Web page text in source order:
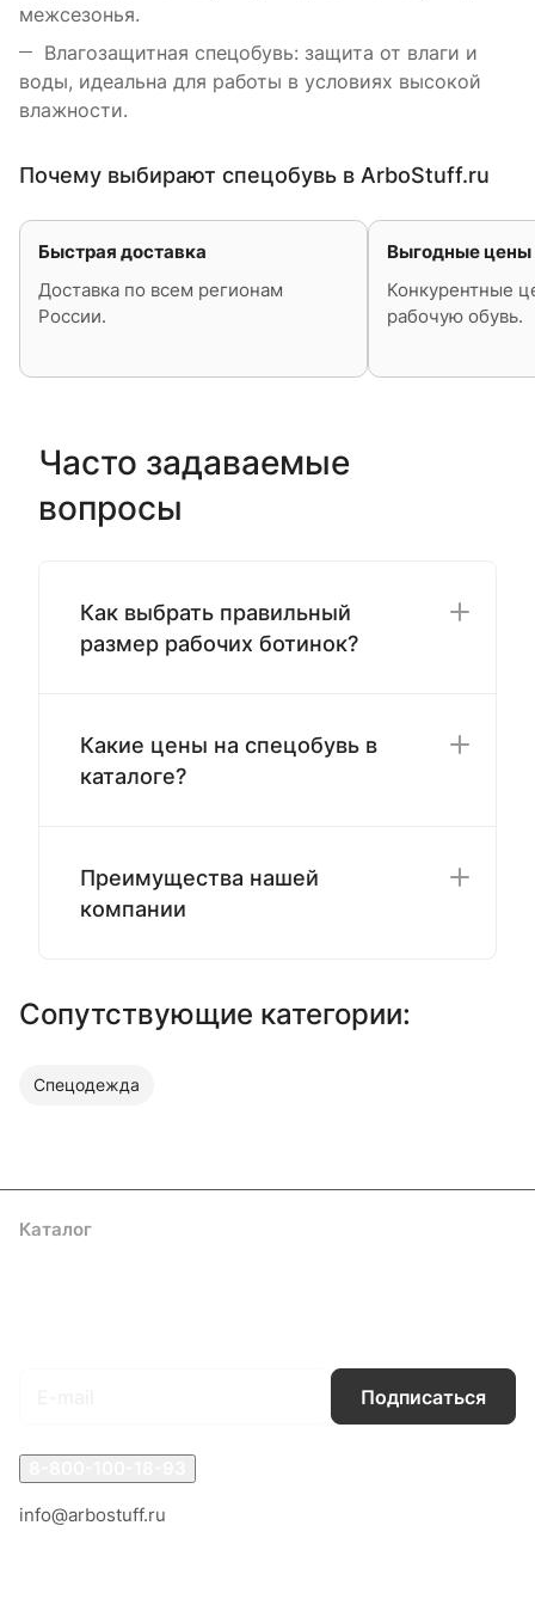
межсезонья.
Влагозащитная спецобувь: защита от влаги и
воды, идеальна для работы в условиях высокой
влажности.
Почему выбирают спецобувь в ArboStuff.ru
Быстрая доставка
Доставка по всем регионам
России.
Выгодные цены
Конкурентные
рабочую обувь.
Часто задаваемые
вопросы
Как выбрать правильный
размер рабочих ботинок?
Какие цены на спецобувь в
каталоге?
Преимущества нашей
компании
Сопутствующие категории:
Спецодежда
Каталог
Подписаться
info@arbostuff.ru